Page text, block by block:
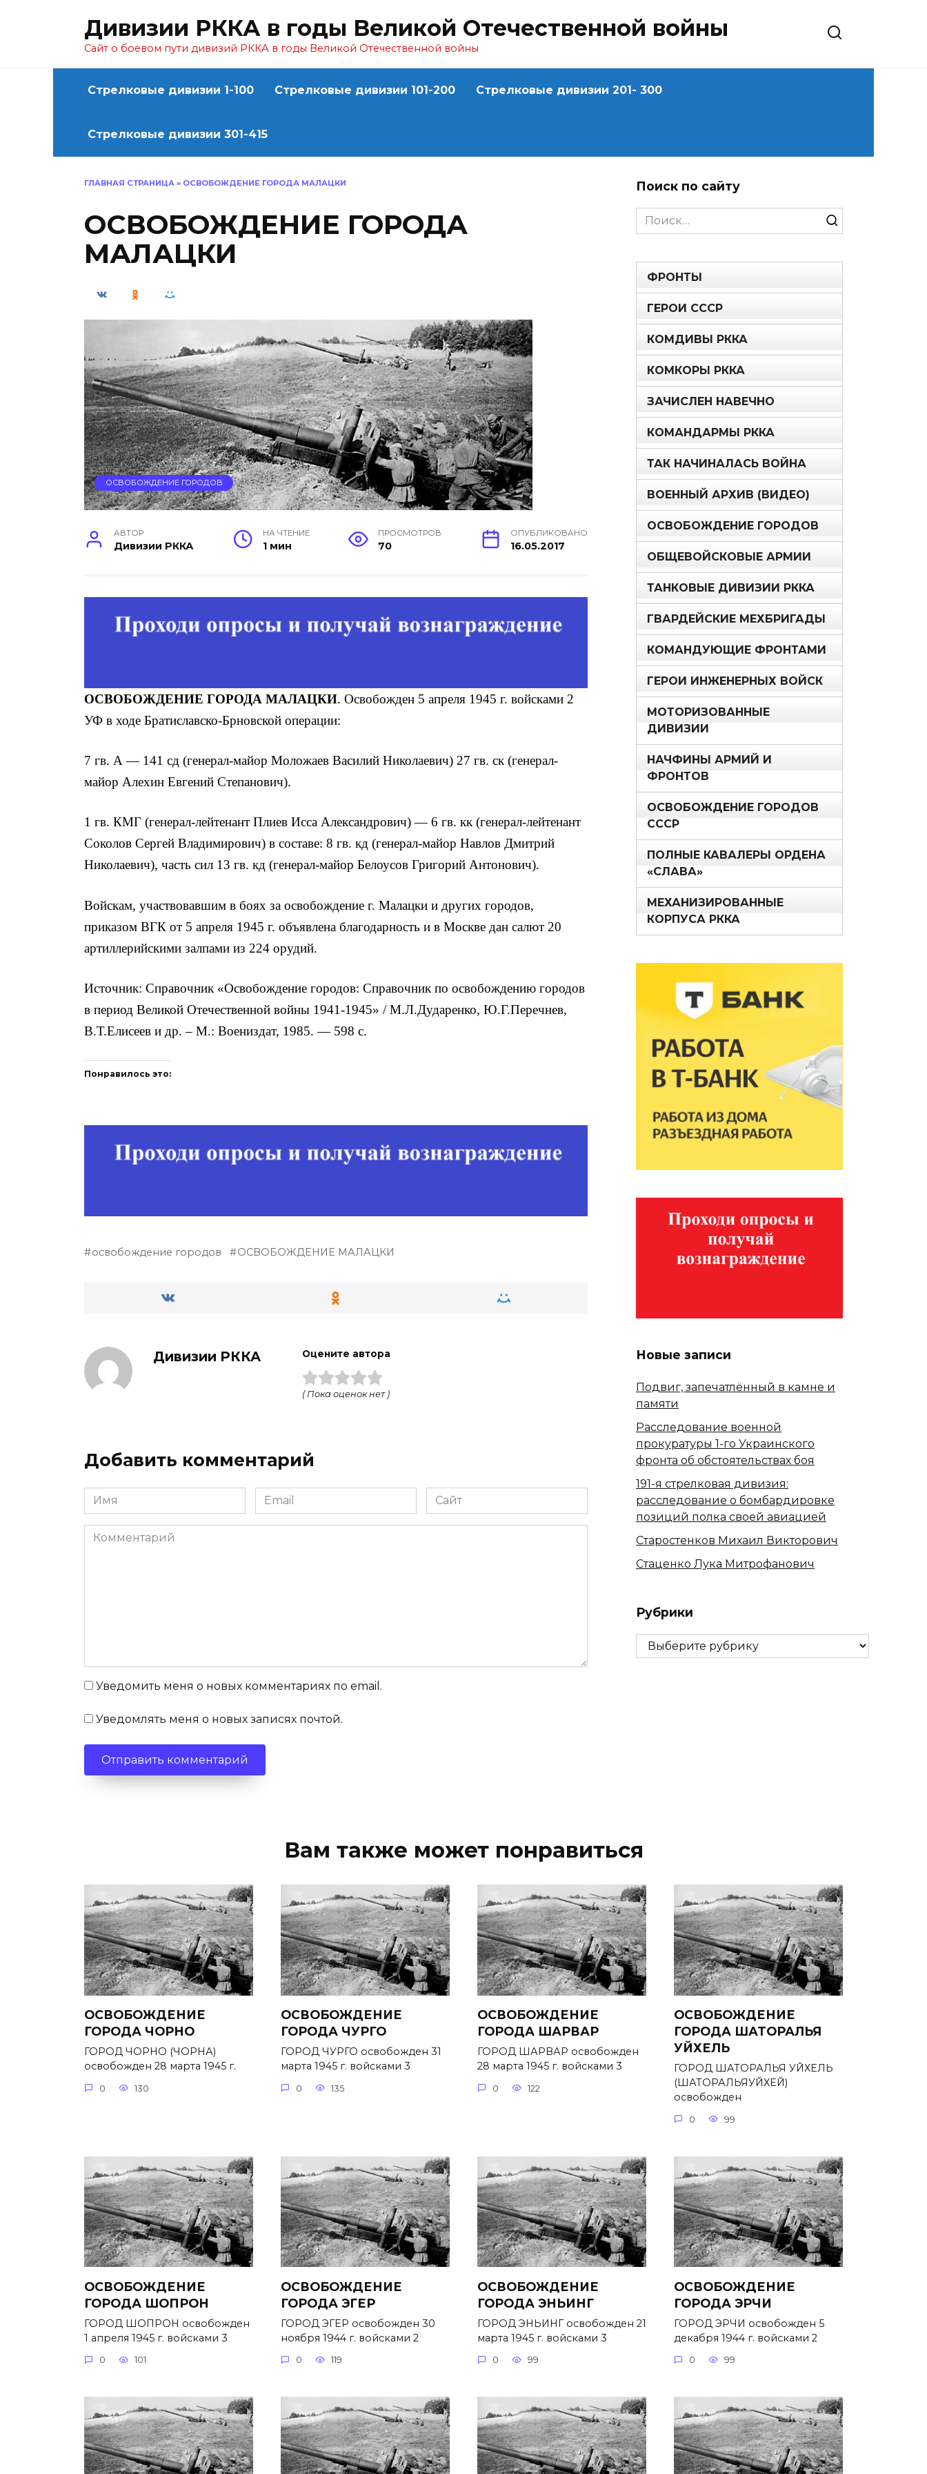
Дивизии РККА в годы Великой Отечественной войны
Сайт о боевом пути дивизий РККА в годы Великой Отечественной войны
Стрелковые дивизии 1-100 Стрелковые дивизии 101-200 Стрелковые дивизии 201- 300
Стрелковые дивизии 301-415
ГЛАВНАЯ СТРАНИЦА » ОСВОБОЖДЕНИЕ ГОРОДА МАЛАЦКИ
ОСВОБОЖДЕНИЕ ГОРОДА
МАЛАЦКИ
ОСВОБОЖДЕНИЕ ГОРОДОВ
АВТОР
Дивизии РККА
НА ЧТЕНИЕ
1 мин
ПРОСМОТРОВ
70
ОПУБЛИКОВАНО
16.05.2017
ОСВОБОЖДЕНИЕ ГОРОДА МАЛАЦКИ. Освобожден 5 апреля 1945 г. войсками 2
УФ в ходе Братиславско-Брновской операции:
7 гв. А — 141 сд (генерал-майор Моложаев Василий Николаевич) 27 гв. ск (генерал-
майор Алехин Евгений Степанович).
1 гв. КМГ (генерал-лейтенант Плиев Исса Александрович) — 6 гв. кк (генерал-лейтенант
Соколов Сергей Владимирович) в составе: 8 гв. кд (генерал-майор Навлов Дмитрий
Николаевич), часть сил 13 гв. кд (генерал-майор Белоусов Григорий Антонович).
Войскам, участвовавшим в боях за освобождение г. Малацки и других городов,
приказом ВГК от 5 апреля 1945 г. объявлена благодарность и в Москве дан салют 20
артиллерийскими залпами из 224 орудий.
Источник: Справочник «Освобождение городов: Справочник по освобождению городов
в период Великой Отечественной войны 1941-1945» / М.Л.Дударенко, Ю.Г.Перечнев,
В.Т.Елисеев и др. – М.: Воениздат, 1985. — 598 с.
Понравилось это:
освобождение городов ОСВОБОЖДЕНИЕ МАЛАЦКИ
Дивизии РККА Оцените автора
( Пока оценок нет )
Добавить комментарий
Имя Email Сайт
Комментарий
Уведомить меня о новых комментариях по email.
Уведомлять меня о новых записях почтой.
Поиск по сайту
Search
for:
ФРОНТЫ
ГЕРОИ СССР
КОМДИВЫ РККА
КОМКОРЫ РККА
ЗАЧИСЛЕН НАВЕЧНО
КОМАНДАРМЫ РККА
ТАК НАЧИНАЛАСЬ ВОЙНА
ВОЕННЫЙ АРХИВ (ВИДЕО)
ОСВОБОЖДЕНИЕ ГОРОДОВ
ОБЩЕВОЙСКОВЫЕ АРМИИ
ТАНКОВЫЕ ДИВИЗИИ РККА
ГВАРДЕЙСКИЕ МЕХБРИГАДЫ
КОМАНДУЮЩИЕ ФРОНТАМИ
ГЕРОИ ИНЖЕНЕРНЫХ ВОЙСК
МОТОРИЗОВАННЫЕ
ДИВИЗИИ
НАЧФИНЫ АРМИЙ И
ФРОНТОВ
ОСВОБОЖДЕНИЕ ГОРОДОВ
СССР
ПОЛНЫЕ КАВАЛЕРЫ ОРДЕНА
«СЛАВА»
МЕХАНИЗИРОВАННЫЕ
КОРПУСА РККА
Новые записи
Подвиг, запечатлённый в камне и
памяти
Расследование военной
прокуратуры 1-го Украинского
фронта об обстоятельствах боя
191-я стрелковая дивизия:
расследование о бомбардировке
позиций полка своей авиацией
Старостенков Михаил Викторович
Стаценко Лука Митрофанович
Рубрики
Рубрики
Вам также может понравиться
ОСВОБОЖДЕНИЕ
ГОРОДА ЧОРНО
ГОРОД ЧОРНО (ЧОРНА)
освобожден 28 марта 1945 г.
0 130
ОСВОБОЖДЕНИЕ
ГОРОДА ЧУРГО
ГОРОД ЧУРГО освобожден 31
марта 1945 г. войсками 3
0 135
ОСВОБОЖДЕНИЕ
ГОРОДА ШАРВАР
ГОРОД ШАРВАР освобожден
28 марта 1945 г. войсками 3
0 122
ОСВОБОЖДЕНИЕ
ГОРОДА ШАТОРАЛЬЯ
УЙХЕЛЬ
ГОРОД ШАТОРАЛЬЯ УЙХЕЛЬ
(ШАТОРАЛЬЯУЙХЕЙ)
освобожден
0 99
ОСВОБОЖДЕНИЕ
ГОРОДА ШОПРОН
ГОРОД ШОПРОН освобожден
1 апреля 1945 г. войсками 3
0 101
ОСВОБОЖДЕНИЕ
ГОРОДА ЭГЕР
ГОРОД ЭГЕР освобожден 30
ноября 1944 г. войсками 2
0 119
ОСВОБОЖДЕНИЕ
ГОРОДА ЭНЬИНГ
ГОРОД ЭНЬИНГ освобожден 21
марта 1945 г. войсками 3
0 99
ОСВОБОЖДЕНИЕ
ГОРОДА ЭРЧИ
ГОРОД ЭРЧИ освобожден 5
декабря 1944 г. войсками 2
0 99